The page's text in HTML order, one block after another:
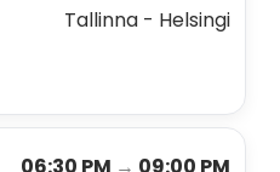
Tallinna - Helsingi
06:30 PM → 09:00 PM